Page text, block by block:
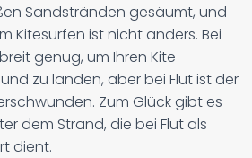
Sandstränden gesäumt, und
Kitesurfen ist nicht anders. Bei
genug, um Ihren Kite
zu landen, aber bei Flut ist der
Zum Glück gibt es
dem Strand, die bei Flut als
dient.